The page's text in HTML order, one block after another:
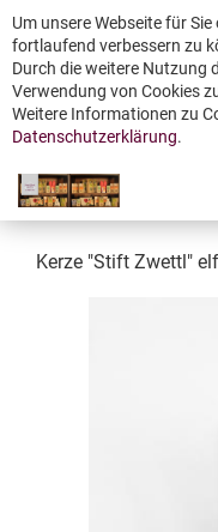
Um unsere Webseite für
fortlaufend verbessern zu
Durch die weitere Nutzung
Verwendung von Cookies
Weitere Informationen zu
Datenschutzerklärung.
Kerze "Stift Zwettl"